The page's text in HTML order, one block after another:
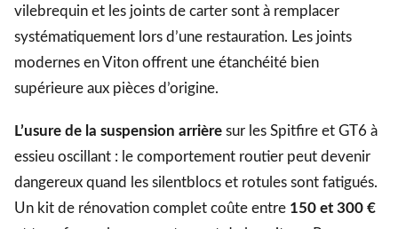
vilebrequin et les joints de carter sont à remplacer
systématiquement lors d’une restauration. Les joints
modernes en Viton offrent une étanchéité bien
supérieure aux pièces d’origine.
L’usure de la suspension arrière sur les Spitfire et GT6 à
essieu oscillant : le comportement routier peut devenir
dangereux quand les silentblocs et rotules sont fatigués.
Un kit de rénovation complet coûte entre 150 et 300 €